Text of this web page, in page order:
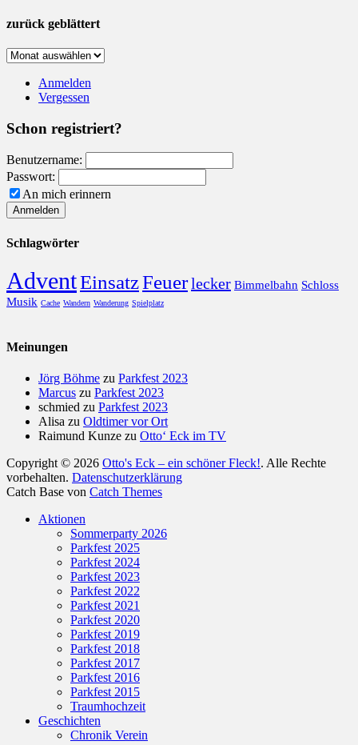
zurück geblättert
zurück
Anmelden
Vergessen
Schon registriert?
Benutzername:
Passwort:
An mich erinnern
Schlagwörter
AdventEinsatzFeuerlecker Bimmelbahn Schloss
Musik Cache Wandern Wanderung Spielplatz
Meinungen
Jörg Böhme zu Parkfest 2023
Marcus zu Parkfest 2023
schmied zu Parkfest 2023
Alisa zu Oldtimer vor Ort
Raimund Kunze zu Otto‘ Eck im TV
Copyright © 2026 Otto's Eck – ein schöner Fleck!. Alle Rechte
vorbehalten. Datenschutzerklärung
Catch Base von Catch Themes
oben
Aktionen
Sommerparty 2026
Parkfest 2025
Parkfest 2024
Parkfest 2023
Parkfest 2022
Parkfest 2021
Parkfest 2020
Parkfest 2019
Parkfest 2018
Parkfest 2017
Parkfest 2016
Parkfest 2015
Traumhochzeit
Geschichten
Chronik Verein